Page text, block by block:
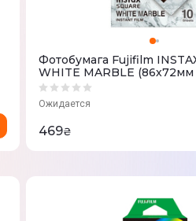
Фотобумага Fujifilm
WHITE MARBLE (86х72мм
Ожидается
469₴